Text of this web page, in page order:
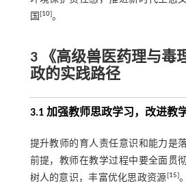
国 [10]。
3 《高级兽医药理与毒
政的实践路径
3.1 加强教师思政学习，改进教
提升教师的育人责任意识和能力是
前提，教师在教学过程中要全面贯
树人的意识，丰富优化思政资源[15]